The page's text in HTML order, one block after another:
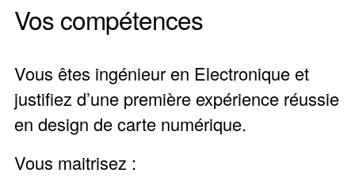
Vos compétences
Vous êtes ingénieur en Electronique et
justifiez d’une première expérience réussie
en design de carte numérique.
Vous maitrisez :